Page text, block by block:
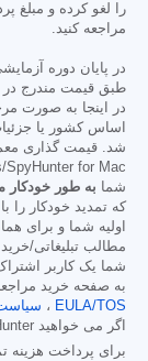
را لغو کرده و مبلغ
مراجعه کنید.
در پایان دوره
طبق قیمت مندرج در
در اینجا به صورت
اساس کشور یا
شد. قیمت گذاری
شما به طور خودکار
که تمدید خودکار را
اولیه شما و برای
مطالب تبلیغاتی/
شما یک کاربر
به صفحه خرید
EULA/TOS ،
اگر می خواهید SpyHunter را حذف کنید،
برای پرداخت هزینه